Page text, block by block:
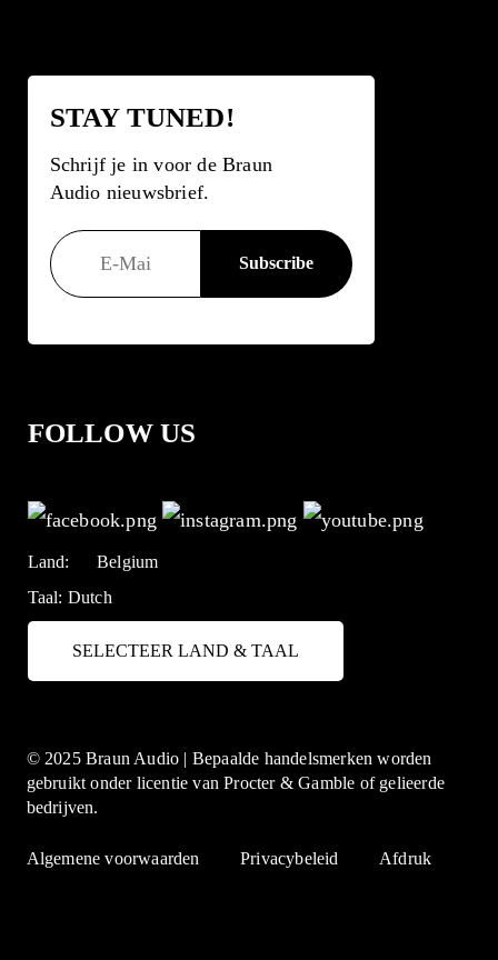
STAY TUNED!
Schrijf je in voor de Braun
Audio nieuwsbrief.
FOLLOW US
Land:
Belgium
Taal: Dutch
SELECTEER LAND & TAAL
© 2025 Braun Audio | Bepaalde handelsmerken worden
gebruikt onder licentie van Procter & Gamble of gelieerde
bedrijven.
Algemene voorwaarden Privacybeleid Afdruk